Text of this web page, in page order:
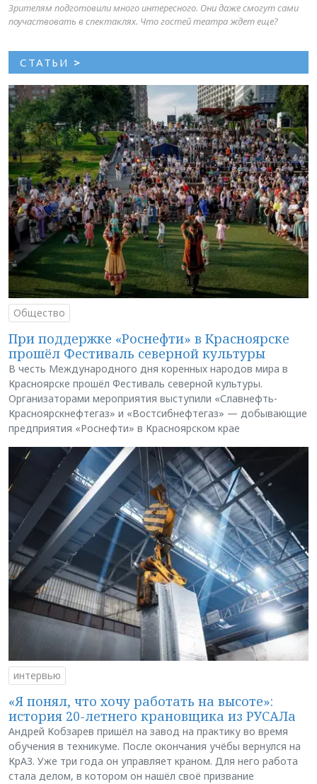
Зрителям подготовили много интересного. Они даже смогут сами
поучаствовать в спектаклях. Что гостей театра ждет еще?
СТАТЬИ >
Общество
При поддержке «Роснефти» в Красноярске
прошёл Фестиваль северной культуры
В честь Международного дня коренных народов мира в
Красноярске прошёл Фестиваль северной культуры.
Организаторами мероприятия выступили «Славнефть-
Красноярскнефтегаз» и «Востсибнефтегаз» — добывающие
предприятия «Роснефти» в Красноярском крае
интервью
«Я понял, что хочу работать на высоте»:
история 20-летнего крановщика из РУСАЛа
Андрей Кобзарев пришёл на завод на практику во время
обучения в техникуме. После окончания учёбы вернулся на
КрАЗ. Уже три года он управляет краном. Для него работа
стала делом, в котором он нашёл своё призвание